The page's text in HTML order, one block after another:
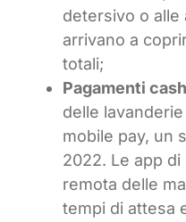
detersivo o alle
arrivano a
totali;
Pagamenti
delle
mobile pay, un
2022. Le app
remota delle
tempi di attesa